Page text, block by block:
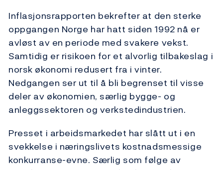
Inflasjonsrapporten bekrefter at den sterke
oppgangen Norge har hatt siden 1992 nå er
avløst av en periode med svakere vekst.
Samtidig er risikoen for et alvorlig tilbakeslag i
norsk økonomi redusert fra i vinter.
Nedgangen ser ut til å bli begrenset til visse
deler av økonomien, særlig bygge- og
anleggssektoren og verkstedindustrien.
Presset i arbeidsmarkedet har slått ut i en
svekkelse i næringslivets kostnadsmessige
konkurranse-evne. Særlig som følge av